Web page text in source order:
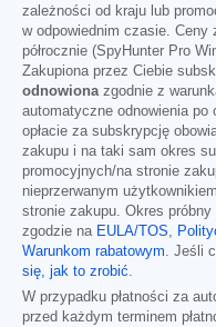
zależności od kraju lub
w odpowiednim czasie.
półrocznie (SpyHunter Pro
Zakupiona przez Ciebie
odnowionazgodnie z
automatyczne odnowienia po
opłacie za subskrypcję
zakupu i na taki sam okres
promocyjnych/na stronie
nieprzerwanym
stronie zakupu. Okres
zgodzie na EULA/TOS,
Warunkom rabatowym. Jeśli
się, jak to zrobić.
W przypadku płatności za
przed każdym terminem